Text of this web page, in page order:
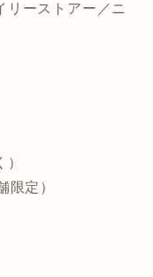
リーストアー／ニ
限定）